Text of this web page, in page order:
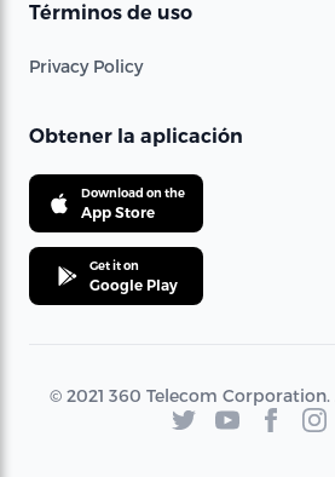
Términos de uso
Privacy Policy
Obtener la aplicación
Download on the
App Store
Get it on
Google Play
© 2021 360 Telecom